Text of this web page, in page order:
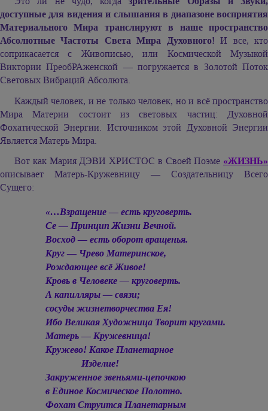
доступные для видения и слышания в диапазоне восприятия
Материального Мира транслируют в наше пространство
Абсолютные Частоты Света Мира Духовного! И все, кто
соприкасается с Живописью, или Космической Музыкой
Виктории ПреобРАженской — погружается в Золотой Поток
Световых Вибраций Абсолюта.
Каждый человек, и не только человек, но и всё пространство
Мира Материи состоит из световых частиц: Духовной
Фохатической Энергии. Источником этой Духовной Энергии
Является Матерь Мира.
Вот как Мария ДЭВИ ХРИСТОС в Своей Поэме «ЖИЗНЬ»
описывает Матерь-Кружевницу — Создательницу Всего
Сущего:
«…Взращение — есть круговерть.
Се — Принцип Жизни Вечной.
Восход — есть оборот вращенья.
Круг — Чрево Материнское,
Рождающее всё Живое!
Кровь в Человеке — круговерть.
А капилляры — связи;
сосуды жизнетворчества Ея!
Ибо Великая Художница Творит кругами.
Матерь — Кружевница!
Кружево! Какое Планетарное
Изделие!
Закруженное звеньями-цепочкою
в Единое Космическое Полотно.
Фохат Струится Планетарным